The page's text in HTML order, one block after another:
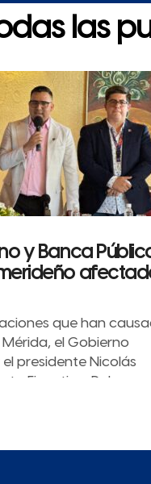
las
y Banca
que han
el Gobierno
presidente Nicolás
Ejecutiva, Delcy...